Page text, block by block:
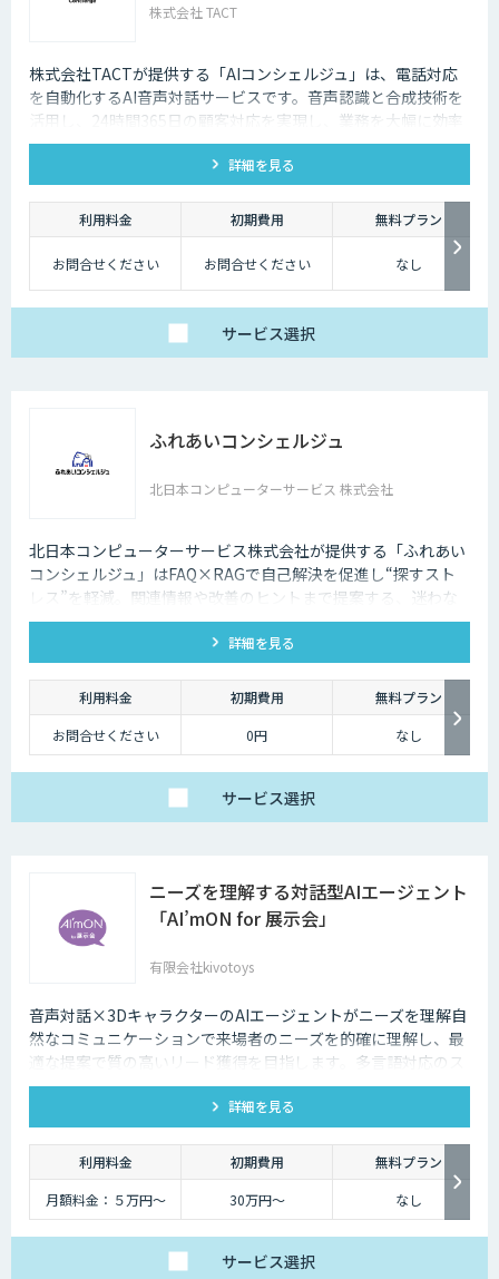
株式会社 TACT
株式会社TACTが提供する「AIコンシェルジュ」は、電話対応
を自動化するAI音声対話サービスです。音声認識と合成技術を
活用し、24時間365日の顧客対応を実現し、業務を大幅に効率
化します。
詳細を見る
利用料金 初期費用 無料プラン
お問合せください お問合せください なし
サービス選択
ふれあいコンシェルジュ
北日本コンピューターサービス 株式会社
北日本コンピューターサービス株式会社が提供する「ふれあい
コンシェルジュ」はFAQ×RAGで自己解決を促進し“探すスト
レス”を軽減。関連情報や改善のヒントまで提案する、迷わな
いFAQシステムです。
詳細を見る
利用料金 初期費用
無料プラン
お問合せください
0円 なし
サービス選択
ニーズを理解する対話型AIエージェント
「AI’mON for 展示会」
有限会社kivotoys
音声対話×3DキャラクターのAIエージェントがニーズを理解自
然なコミュニケーションで来場者のニーズを的確に理解し、最
適な提案で質の高いリード獲得を目指します。多言語対応のス
タッフとして、人件費削減も実現。対話記録の取得・分析で展
示会後の追客も確実な成果へ。詳細を見る
利用料金 初期費用
無料プラン
月額料金：５万円〜
30万円〜 なし
サービス選択